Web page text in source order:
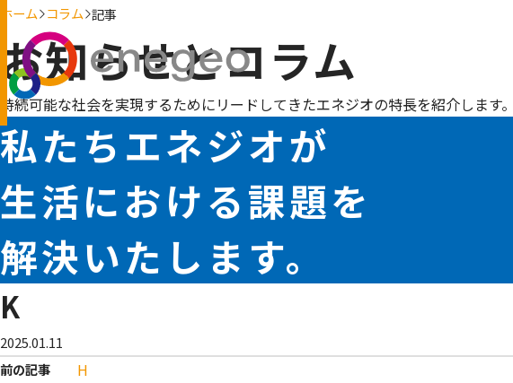
ホーム コラム 記事
お知らせとコラム
持続可能な社会を実現するためにリードしてきたエネジオの特長を紹介します。
私たちエネジオが
生活における課題を
解決いたします。
K
2025.01.11
前の記事
H